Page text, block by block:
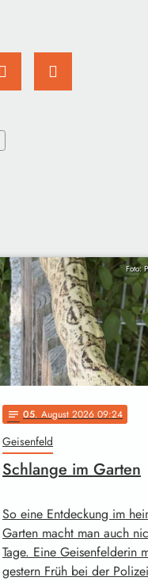
Foto:
notes 05. August 2026 09:24
Geisenfeld
Schlange im Garten
So eine Entdeckung im
Garten macht man auch
Tage. Eine Geisenfelderin
gestern Früh bei der